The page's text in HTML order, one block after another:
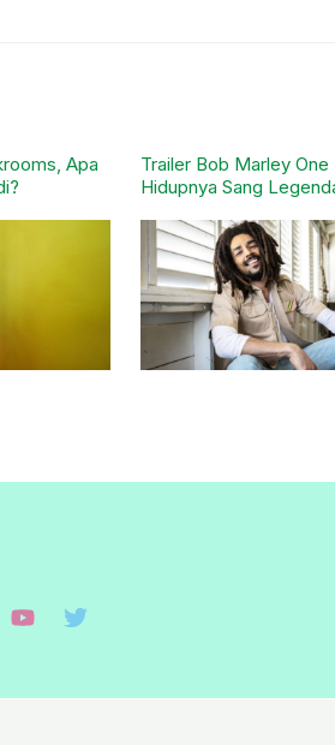
Apa
Trailer Bob Marley One
Hidupnya Sang